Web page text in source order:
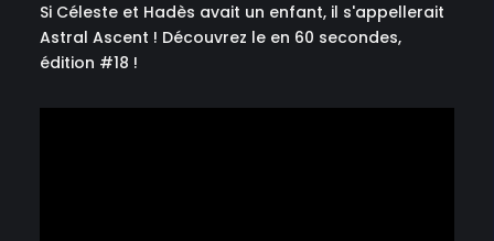
Si Céleste et Hadès avait un enfant, il s'appellerait
Astral Ascent ! Découvrez le en 60 secondes,
édition #18 !